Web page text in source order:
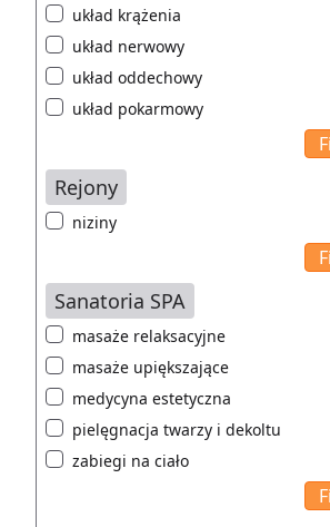
układ krążenia
układ nerwowy
układ oddechowy
układ pokarmowy
Rejony
niziny
Sanatoria SPA
masaże relaksacyjne
masaże upiększające
medycyna estetyczna
pielęgnacja twarzy i dekoltu
zabiegi na ciało